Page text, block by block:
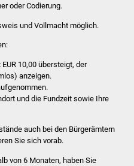
Bildung
Schulen
Kindergärten
Kolping-Musikschule
oder Codierung.
und Vollmacht möglich.
10,00 übersteigt, der
anzeigen.
und die Fundzeit sowie Ihre
auch bei den Bürgerämtern
Sie sich vorab.
von 6 Monaten, haben Sie